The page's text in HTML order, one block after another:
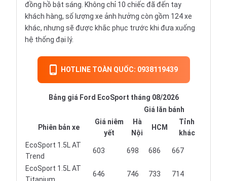
đồng hồ bật sáng. Không chỉ 10 chiếc đã đến tay
khách hàng, số lượng xe ảnh hưởng còn gồm 124 xe
khác, nhưng sẽ được khắc phục trước khi đưa xuống
hệ thống đại lý.
HOTLINE TOÀN QUỐC: 0938119439
Bảng giá Ford EcoSport tháng 08/2026
Giá lăn bánh
Phiên bản xe
Giá niêm
yết
Hà
Nội
HCM
Tỉnh
khác
EcoSport 1.5L AT
Trend
603 698 686 667
EcoSport 1.5L AT
646 746 733 714